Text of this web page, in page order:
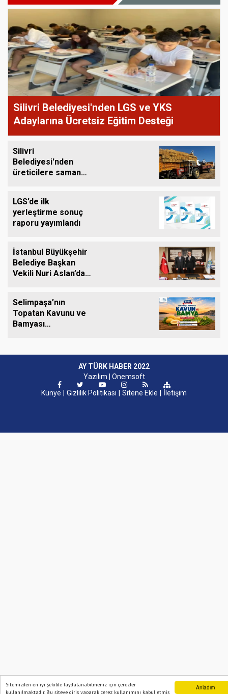
Anladım
Sitemizden en iyi şekilde faydalanabilmeniz için çerezler
kullanılmaktadır. Bu siteye giriş yaparak çerez kullanımını kabul etmiş
Silivri Belediyesi'nden LGS ve YKS
Adaylarına Ücretsiz Eğitim Desteği
Silivri
Belediyesi'nden
üreticilere saman
LGS’de ilk
yerleştirme sonuç
raporu yayımlandı
İstanbul Büyükşehir
Belediye Başkan
Vekili Nuri Aslan’dan
Selimpaşa’nın
Topatan Kavunu ve
Bamyası
AY TÜRK HABER 2022
Yazılım | Onemsoft
Künye
Gizlilik Politikası Sitene Ekle İletişim